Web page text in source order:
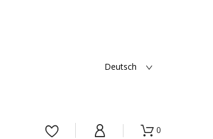
Deutsch
   0